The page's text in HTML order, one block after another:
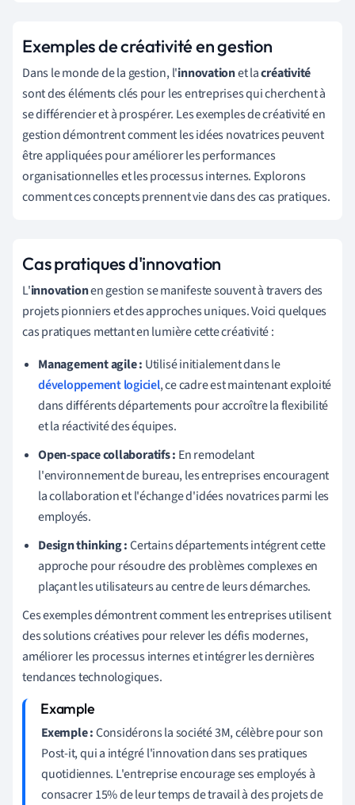
Exemples de créativité en gestion
Dans le monde de la gestion, l'innovationet lacréativité
sont des éléments clés pour les entreprises qui cherchent à
se différencier et à prospérer. Les exemples de créativité en
gestion démontrent comment les idées novatrices peuvent
être appliquées pour améliorer les performances
organisationnelles et les processus internes. Explorons
comment ces concepts prennent vie dans des cas pratiques.
Cas pratiques d'innovation
L'innovationen gestion se manifeste souvent à travers des
projets pionniers et des approches uniques. Voici quelques
cas pratiques mettant en lumière cette créativité :
Management agile : Utilisé initialement dans le
développement logiciel, ce cadre est maintenant exploité
dans différents départements pour accroître la flexibilité
et la réactivité des équipes.
Open-space collaboratifs : En remodelant
l'environnement de bureau, les entreprises encouragent
la collaboration et l'échange d'idées novatrices parmi les
employés.
Design thinking :Certains départements intégrent cette
approche pour résoudre des problèmes complexes en
plaçant les utilisateurs au centre de leurs démarches.
Ces exemples démontrent comment les entreprises utilisent
des solutions créatives pour relever les défis modernes,
améliorer les processus internes et intégrer les dernières
tendances technologiques.
Exemple :Considérons la société 3M, célèbre pour son
Post-it, qui a intégré l'innovation dans ses pratiques
quotidiennes. L'entreprise encourage ses employés à
consacrer 15% de leur temps de travail à des projets de